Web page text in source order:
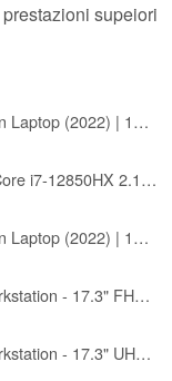
supeiori
Dell Precision 7770 Workstation Laptop (2022) | 17.3" 3840x2160 4k | Core i7-12850HX - 2TB SSD Hard Drive - 64GB RAM - Nvidia Quadro RTX 3000 | 16 cores @ 4.8 GHz - 4GB GDDR6 Win 11 Pro (Renewed)
Dell Precision 7670 16" FHD, Core i7-12850HX 2.1GHz, 32GB RAM, 512GB NVMe, Windows 11 Pro 64Bit, CAM, NVidia RTX A1000 4GB, (Renewed)
Dell Precision 7670 Workstation Laptop (2022) | 16" 1920x1200 FHD+ | Core i7-12850HX - 1TB SSD Hard Drive - 64GB RAM | 16 cores @ 4.8 GHz Win 11 Pro Silver (Renewed)
Dell Precision 7770 Mobile Workstation - 17.3" FHD AG Display - 4.8 GHz Intel Core i7-12850HX 16-Core - 512GB SSD - 64GB - NV RTX A4500 (16GB GDDR6) - Windows 11 Pro
Dell Precision 7770 Mobile Workstation - 17.3" UHD (3840 x 2160) Display - Intel Core i7-12850HX 16-Core (12th Gen) - 1TB SSD - 64GB RAM - NV RTX A3000 (12GB GDDR6)- Win11P